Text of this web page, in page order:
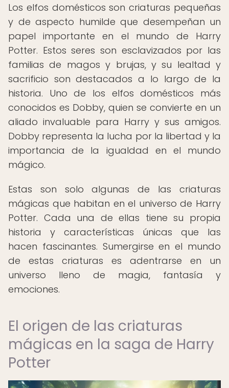
Los elfos domésticos son criaturas pequeñas
y de aspecto humilde que desempeñan un
papel importante en el mundo de Harry
Potter. Estos seres son esclavizados por las
familias de magos y brujas, y su lealtad y
sacrificio son destacados a lo largo de la
historia. Uno de los elfos domésticos más
conocidos es Dobby, quien se convierte en un
aliado invaluable para Harry y sus amigos.
Dobby representa la lucha por la libertad y la
importancia de la igualdad en el mundo
mágico.
Estas son solo algunas de las criaturas
mágicas que habitan en el universo de Harry
Potter. Cada una de ellas tiene su propia
historia y características únicas que las
hacen fascinantes. Sumergirse en el mundo
de estas criaturas es adentrarse en un
universo lleno de magia, fantasía y
emociones.
El origen de las criaturas
mágicas en la saga de Harry
Potter